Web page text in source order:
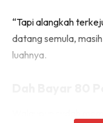
Rahsia dari
“Tapi alangkah
datang semula,
luahnya.